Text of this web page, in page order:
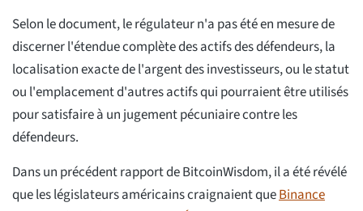
Selon le document, le régulateur n'a pas été en mesure de
discerner l'étendue complète des actifs des défendeurs, la
localisation exacte de l'argent des investisseurs, ou le statut
ou l'emplacement d'autres actifs qui pourraient être utilisés
pour satisfaire à un jugement pécuniaire contre les
défendeurs.
Dans un précédent rapport de BitcoinWisdom, il a été révélé
que les législateurs américains craignaient queBinance